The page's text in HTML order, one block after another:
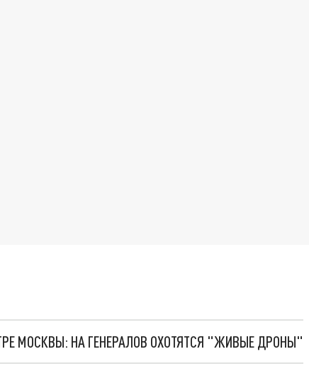
МОСКВЫ: НА ГЕНЕРАЛОВ ОХОТЯТСЯ "ЖИВЫЕ ДРОНЫ"